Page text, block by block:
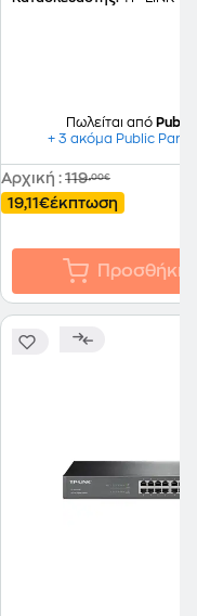
Πωλείται από Public
+ 3 ακόμα Public
Αρχική : 119,00€
19,11€έκπτωση
Προσθήκη